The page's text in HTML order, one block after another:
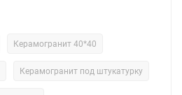
Керамогранит 40*40
Керамогранит под штукатурку